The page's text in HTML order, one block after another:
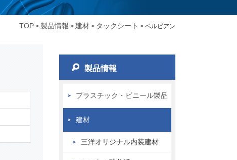
TOP > 製品情報 > 建材 > タックシート > ベルビアン
製品情報
プラスチック・ビニール製品
建材
三洋オリジナル内装建材